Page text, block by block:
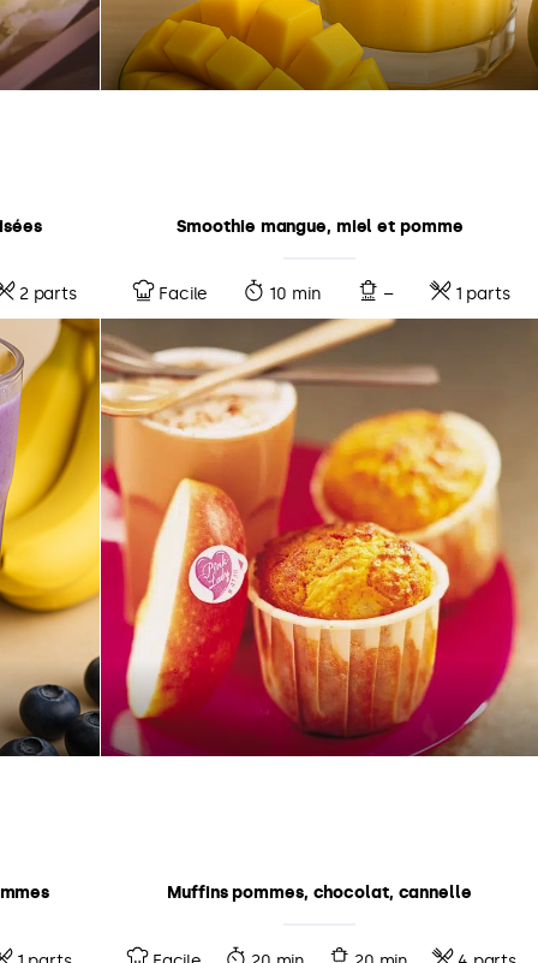
2 parts
Smoothie mangue, miel et pomme
Facile 10 min – 1 parts
Muffins pommes, chocolat, cannelle